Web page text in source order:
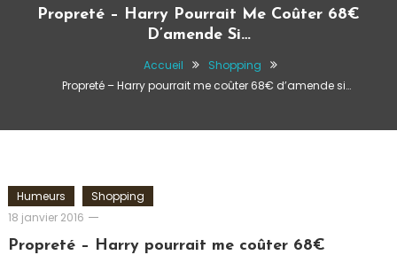
Propreté – Harry Pourrait Me Coûter 68€
D’amende Si…
Accueil
Shopping
Propreté – Harry pourrait me coûter 68€ d’amende si…
Humeurs
Shopping
18 janvier 2016
Romain-
Paris
Propreté – Harry pourrait me coûter 68€